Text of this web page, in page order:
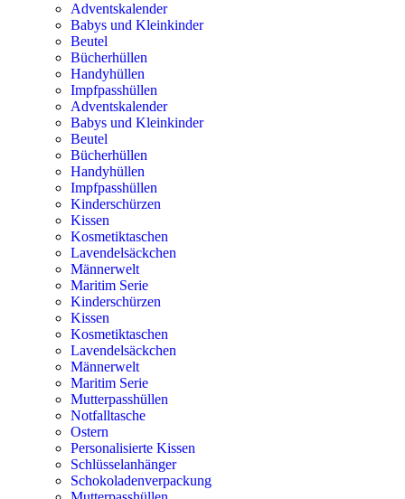
Adventskalender
Babys und Kleinkinder
Beutel
Bücherhüllen
Handyhüllen
Impfpasshüllen
Adventskalender
Babys und Kleinkinder
Beutel
Bücherhüllen
Handyhüllen
Impfpasshüllen
Kinderschürzen
Kissen
Kosmetiktaschen
Lavendelsäckchen
Männerwelt
Maritim Serie
Kinderschürzen
Kissen
Kosmetiktaschen
Lavendelsäckchen
Männerwelt
Maritim Serie
Mutterpasshüllen
Notfalltasche
Ostern
Personalisierte Kissen
Schlüsselanhänger
Schokoladenverpackung